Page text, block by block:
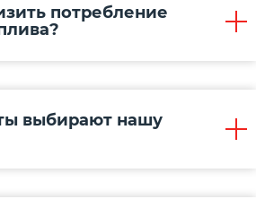
потребление
выбирают нашу